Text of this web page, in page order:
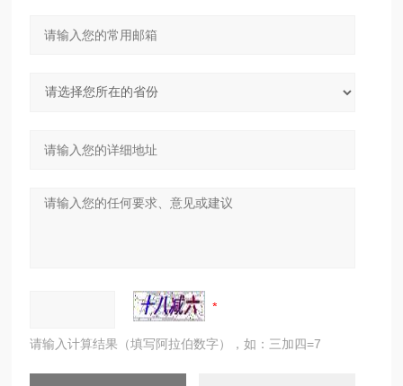
请输入计算结果（填写阿拉伯数字），如：三加四=7